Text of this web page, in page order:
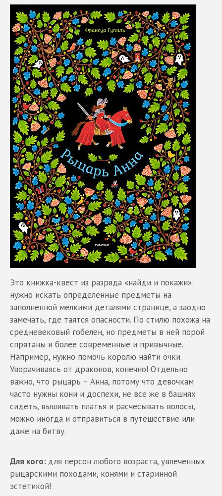
Это книжка-квест из разряда «найди и покажи»:
нужно искать определенные предметы на
заполненной мелкими деталями странице, а заодно
замечать, где таятся опасности. По стилю похожа на
средневековый гобелен, но предметы в ней порой
спрятаны и более современные и привычные.
Например, нужно помочь королю найти очки.
Уворачиваясь от драконов, конечно! Отдельно
важно, что рыцарь – Анна, потому что девочкам
часто нужны кони и доспехи, не все же в башнях
сидеть, вышивать платья и расчесывать волосы,
можно иногда и отправиться в путешествие или
даже на битву.
Для кого: для персон любого возраста, увлеченных
рыцарскими походами, конями и старинной
эстетикой!